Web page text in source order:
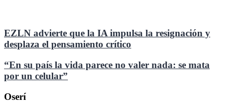
EZLN advierte que la IA impulsa la resignación y
desplaza el pensamiento crítico
“En su país la vida parece no valer nada: se mata
por un celular”
Oserí